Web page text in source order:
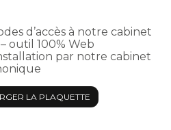
d’accès à notre cabinet
outil 100% Web
par notre cabinet
LA PLAQUETTE